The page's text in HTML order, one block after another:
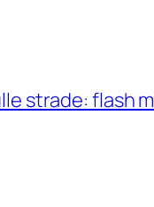
strade: flash